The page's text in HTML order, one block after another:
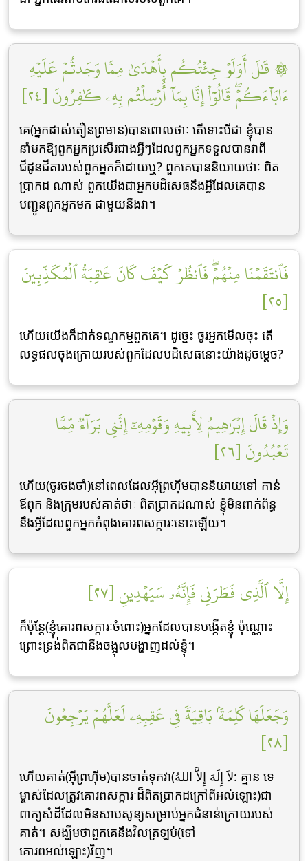
۞ قَٰلَ أَوَلَوۡ جِئۡتُكُم بِأَهۡدَىٰ مِمَّا وَجَدتُّمۡ عَلَيۡهِ
ءَابَآءَكُمۡۖ قَالُوٓاْ إِنَّا بِمَآ أُرۡسِلۡتُم بِهِۦ كَٰفِرُونَ [٢٤]
គេ(អ្នកដាស់តឿនព្រមាន)បានពោលថាៈ តើទោះបីជា ខ្ញុំបាន
នាំមកឱ្យពួកអ្នកប្រសើរជាងអ្វីៗដែលពួកអ្នកទទួលបានវាពី
ជីដូនជីតារបស់ពួកអ្នកក៏ដោយឬ? ពួកគេបាននិយាយថាៈ ពិត
ប្រាកដ ណាស់ ពួកយើងជាអ្នកបដិសេធនឹងអ្វីដែលគេបាន
បញ្ជូនពួកអ្នកមក ជាមួយនឹងវា។
فَٱنتَقَمۡنَا مِنۡهُمۡۖ فَٱنظُرۡ كَيۡفَ كَانَ عَٰقِبَةُ ٱلۡمُكَذِّبِينَ
[٢٥]
ហើយយើងក៏ដាក់ទណ្ឌកម្មពួកគេ។ ដូចេ្នះ ចូរអ្នកមើលចុះ តើ
លទ្ធផលចុងក្រោយរបស់ពួកដែលបដិសេធនោះយ៉ាងដូចមេ្ដច?
وَإِذۡ قَالَ إِبۡرَٰهِيمُ لِأَبِيهِ وَقَوۡمِهِۦٓ إِنَّنِي بَرَآءٞ مِّمَّا
تَعۡبُدُونَ [٢٦]
ហើយ(ចូរចងចាំ)នៅពេលដែលអ៊ីព្រហ៊ីមបាននិយាយទៅ កាន់
ឪពុក និងក្រុមរបស់គាត់ថាៈ ពិតប្រាកដណាស់ ខ្ញុំមិនពាក់ព័ន្ធ
នឹងអ្វីដែលពួកអ្នកកំពុងគោរពសក្ការៈនោះឡើយ។
إِلَّا ٱلَّذِي فَطَرَنِي فَإِنَّهُۥ سَيَهۡدِينِ [٢٧]
ក៏ប៉ុន្ដែ(ខ្ញុំគោរពសក្ការៈចំពោះ)អ្នកដែលបានបង្កើតខ្ញុំ ប៉ុណ្ណោះ
ព្រោះទ្រង់ពិតជានឹងចង្អុលបង្ហាញដល់ខ្ញុំ។
وَجَعَلَهَا كَلِمَةَۢ بَاقِيَةٗ فِي عَقِبِهِۦ لَعَلَّهُمۡ يَرۡجِعُونَ
[٢٨]
ហើយគាត់(អ៊ីព្រហ៊ីម)បានចាត់ទុកវា(لاَ إِلَهَ إِلاَّ اللهُ: គ្មាន ទេ
ម្ចាស់ដែលត្រូវគោរពសក្ការៈដ៏ពិតប្រាកដក្រៅពីអល់ឡោះ)ជា
ពាក្យសំដីដែលមិនសាបសូន្យសម្រាប់អ្នកជំនាន់ក្រោយរបស់
គាត់។ សង្ឃឹមថាពួកគេនឹងវិលត្រឡប់(ទៅ
គោរពអល់ឡោះ)វិញ។